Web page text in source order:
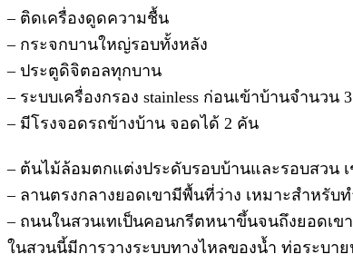
– ติดเครื่องดูดความชื้น
– กระจกบานใหญ่รอบทั้งหลัง
– ประตูดิจิตอลทุกบาน
– ระบบเครื่องกรอง stainless ก่อนเข้าบ้านจำนวน
– มีโรงจอดรถข้างบ้าน จอดได้ 2 คัน
– ต้นไม้ล้อมตกแต่งประดับรอบบ้านและรอบสวน
– ลานตรงกลางยอดเขามีพื้นที่ว่าง เหมาะสำหรับ
– ถนนในสวนเทเป็นคอนกรีตหนาขึ้นจนถึงยอดเข
ในสวนนี้มีการวางระบบทางไหลของน้ำ ท่อระบา